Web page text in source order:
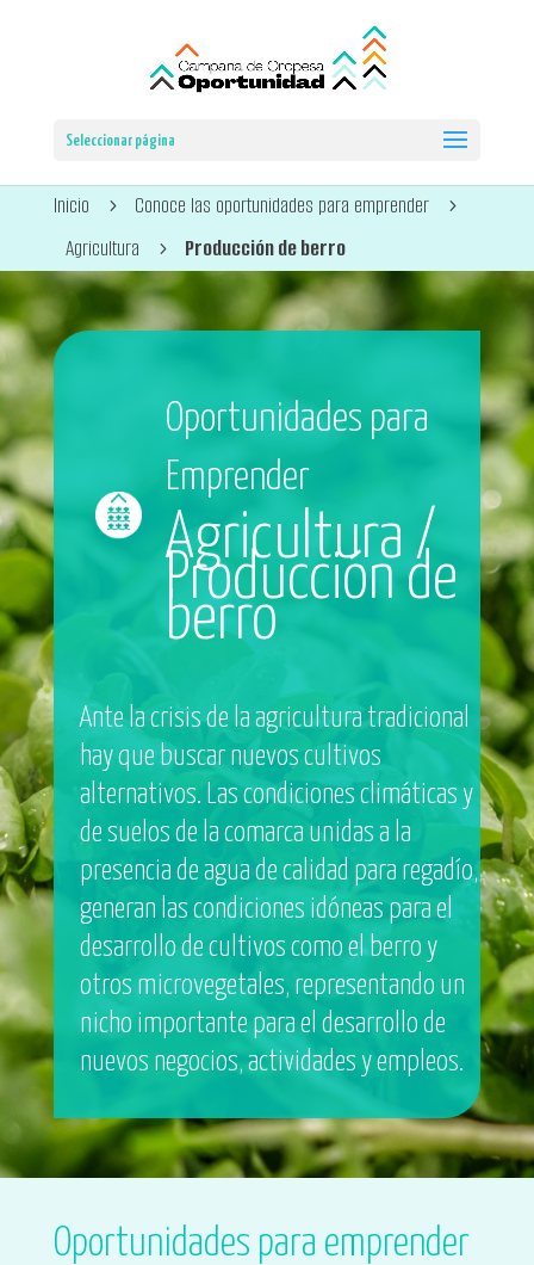
Seleccionar página
Inicio 5 Conoce las oportunidades para emprender 5
Agricultura 5 Producción de berro
Oportunidades para
Emprender
Agricultura /
Producción de
berro
Ante la crisis de la agricultura tradicional
hay que buscar nuevos cultivos
alternativos. Las condiciones climáticas y
de suelos de la comarca unidas a la
presencia de agua de calidad para regadío,
generan las condiciones idóneas para el
desarrollo de cultivos como el berro y
otros microvegetales, representando un
nicho importante para el desarrollo de
nuevos negocios, actividades y empleos.
Oportunidades para emprender